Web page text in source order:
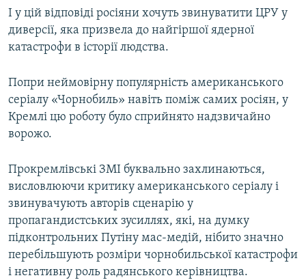
І у цій відповіді росіяни хочуть звинуватити ЦРУ у
диверсії, яка призвела до найгіршої ядерної
катастрофи в історії людства.
Попри неймовірну популярність американського
серіалу «Чорнобиль» навіть поміж самих росіян, у
Кремлі цю роботу було сприйнято надзвичайно
ворожо.
Прокремлівські ЗМІ буквально захлинаються,
висловлюючи критику американського серіалу і
звинувачують авторів сценарію у
пропагандистських зусиллях, які, на думку
підконтрольних Путіну мас-медій, нібито значно
перебільшують розміри чорнобильської катастрофи
і негативну роль радянського керівництва.